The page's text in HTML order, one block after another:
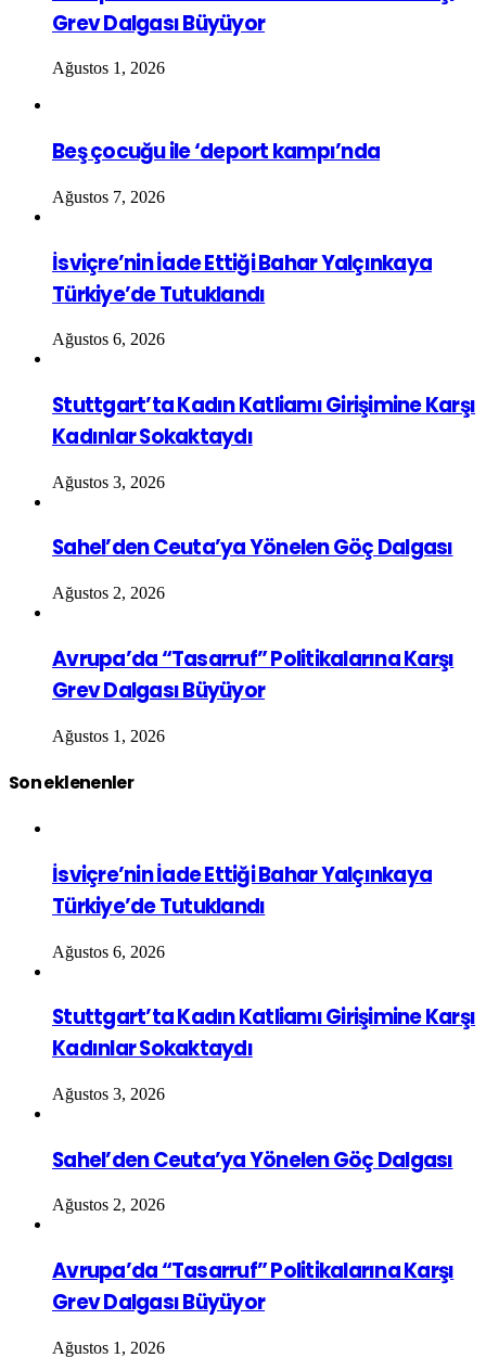
Grev Dalgası Büyüyor
Ağustos 1, 2026
Beş çocuğu ile ‘deport kampı’nda
Ağustos 7, 2026
İsviçre’nin İade Ettiği Bahar Yalçınkaya
Türkiye’de Tutuklandı
Ağustos 6, 2026
Stuttgart’ta Kadın Katliamı Girişimine Karşı
Kadınlar Sokaktaydı
Ağustos 3, 2026
Sahel’den Ceuta’ya Yönelen Göç Dalgası
Ağustos 2, 2026
Avrupa’da “Tasarruf” Politikalarına Karşı
Grev Dalgası Büyüyor
Ağustos 1, 2026
Son eklenenler
İsviçre’nin İade Ettiği Bahar Yalçınkaya
Türkiye’de Tutuklandı
Ağustos 6, 2026
Stuttgart’ta Kadın Katliamı Girişimine Karşı
Kadınlar Sokaktaydı
Ağustos 3, 2026
Sahel’den Ceuta’ya Yönelen Göç Dalgası
Ağustos 2, 2026
Avrupa’da “Tasarruf” Politikalarına Karşı
Grev Dalgası Büyüyor
Ağustos 1, 2026